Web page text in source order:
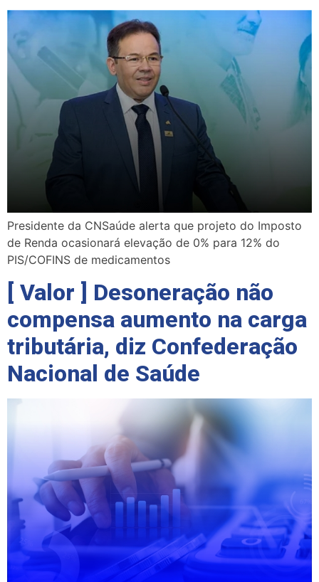
Presidente da CNSaúde alerta que projeto do Imposto
de Renda ocasionará elevação de 0% para 12% do
PIS/COFINS de medicamentos
[ Valor ] Desoneração não
compensa aumento na carga
tributária, diz Confederação
Nacional de Saúde